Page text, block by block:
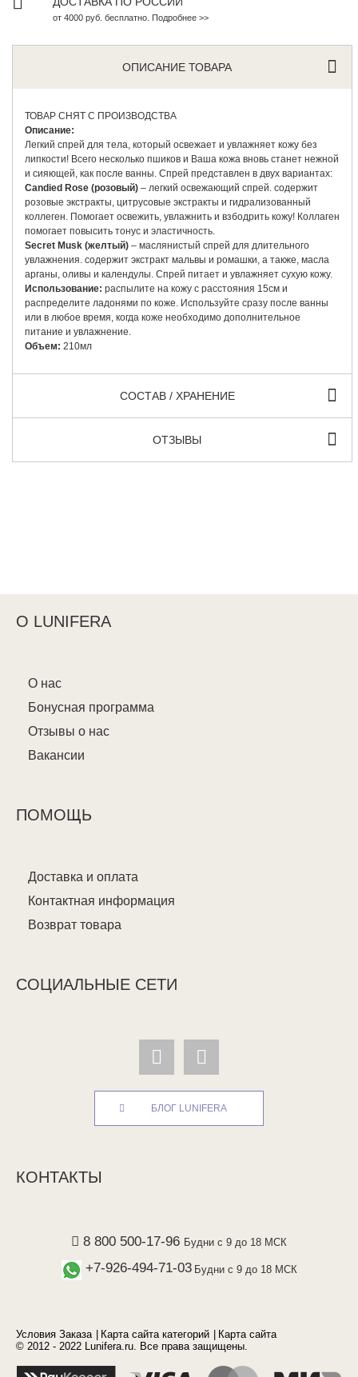
от 4000 руб. бесплатно. Подробнее >>
ОПИСАНИЕ ТОВАРА
ТОВАР СНЯТ С ПРОИЗВОДСТВА
Описание:
Легкий спрей для тела, который освежает и увлажняет кожу без
липкости! Всего несколько пшиков и Ваша кожа вновь станет нежной
и сияющей, как после ванны. Спрей представлен в двух вариантах:
Candied Rose (розовый) – легкий освежающий спрей. содержит
розовые экстракты, цитрусовые экстракты и гидрализованный
коллеген. Помогает освежить, увлажнить и взбодрить кожу! Коллаген
помогает повысить тонус и эластичность.
Secret Musk (желтый) – маслянистый спрей для длительного
увлажнения. содержит экстракт мальвы и ромашки, а также, масла
арганы, оливы и календулы. Спрей питает и увлажняет сухую кожу.
Использование: распылите на кожу с расстояния 15см и
распределите ладонями по коже. Используйте сразу после ванны
или в любое время, когда коже необходимо дополнительное
питание и увлажнение.
Объем: 210мл
СОСТАВ / ХРАНЕНИЕ
ОТЗЫВЫ
О LUNIFERA
О нас
Бонусная программа
Отзывы о нас
Вакансии
ПОМОЩЬ
Доставка и оплата
Контактная информация
Возврат товара
СОЦИАЛЬНЫЕ СЕТИ
БЛОГ LUNIFERA
КОНТАКТЫ
8 800 500-17-96 Будни с 9 до 18 МСК
+7-926-494-71-03 Будни с 9 до 18 МСК
Условия Заказа Карта сайта категорий
Карта сайта
© 2012 - 2022 Lunifera.ru. Все права защищены.